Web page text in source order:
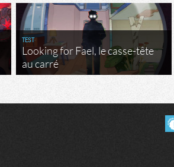
TEST
Looking for Fael, le casse-tête
au carré